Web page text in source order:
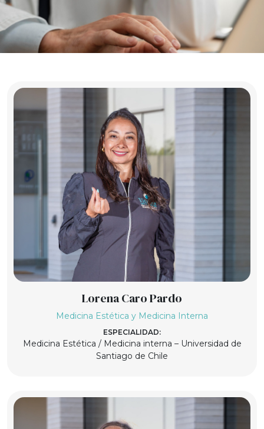
Lorena Caro Pardo
Medicina Estética y Medicina Interna
ESPECIALIDAD:
Medicina Estética / Medicina interna – Universidad de
Santiago de Chile